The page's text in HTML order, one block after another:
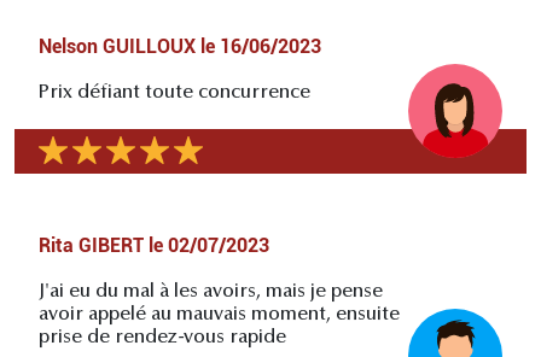
Nelson GUILLOUX le 16/06/2023
Prix défiant toute concurrence
Rita GIBERT le 02/07/2023
J'ai eu du mal à les avoirs, mais je pense
avoir appelé au mauvais moment, ensuite
prise de rendez-vous rapide